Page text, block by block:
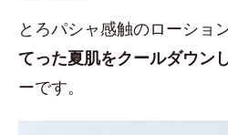
とろパシャ感触のローショ
てった夏肌をクールダウン
ーです。